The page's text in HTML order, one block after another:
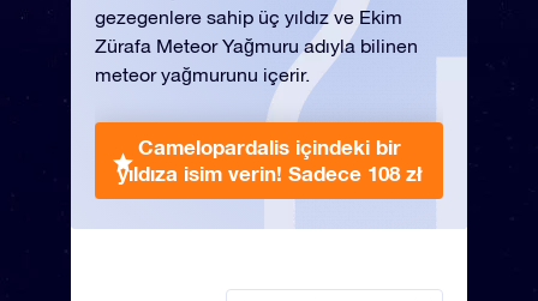
gezegenlere sahip üç yıldız ve Ekim
Zürafa Meteor Yağmuru adıyla bilinen
meteor yağmurunu içerir.
Camelopardalis içindeki bir
yıldıza isim verin! Sadece 108 zł